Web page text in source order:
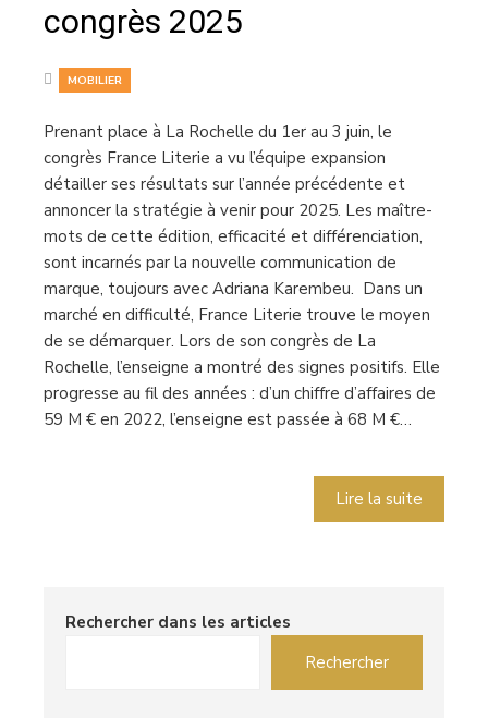
congrès 2025
MOBILIER
Prenant place à La Rochelle du 1er au 3 juin, le
congrès France Literie a vu l’équipe expansion
détailler ses résultats sur l’année précédente et
annoncer la stratégie à venir pour 2025. Les maître-
mots de cette édition, efficacité et différenciation,
sont incarnés par la nouvelle communication de
marque, toujours avec Adriana Karembeu. Dans un
marché en difficulté, France Literie trouve le moyen
de se démarquer. Lors de son congrès de La
Rochelle, l’enseigne a montré des signes positifs. Elle
progresse au fil des années : d’un chiffre d’affaires de
59 M € en 2022, l’enseigne est passée à 68 M €…
Lire la suite
Rechercher dans les articles
Rechercher